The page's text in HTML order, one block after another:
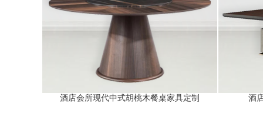
酒店会所现代中式胡桃木餐桌家具定制 酒